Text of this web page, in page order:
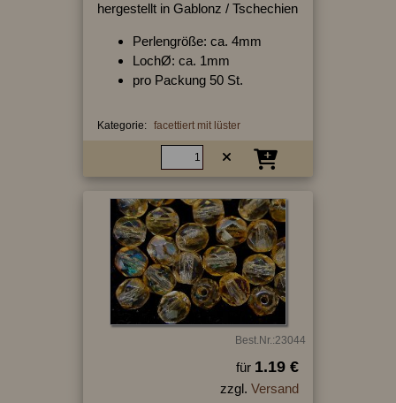
hergestellt in Gablonz / Tschechien
Perlengröße: ca. 4mm
LochØ: ca. 1mm
pro Packung 50 St.
Kategorie: facettiert mit lüster
Best.Nr.:23044
für 1.19 €
zzgl. Versand